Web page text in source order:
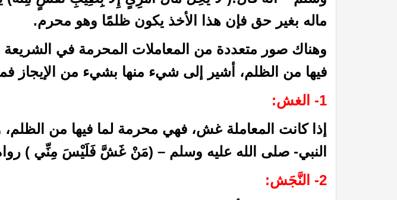
ماله بغير حق فإن هذا الأخذ يكون ظلمًا وهو محرم.
وهناك صور متعددة من المعاملات المحرمة في
فيها من الظلم، أشير إلى شيء منها بشيء من الإيجاز
1- الغش:
إذا كانت المعاملة غش، فهي محرمة لما فيها من
النبي- صلى الله عليه وسلم – (مَنْ غَشَّ فَلَيْسَ مِنِّي )
2- النَّجَش: